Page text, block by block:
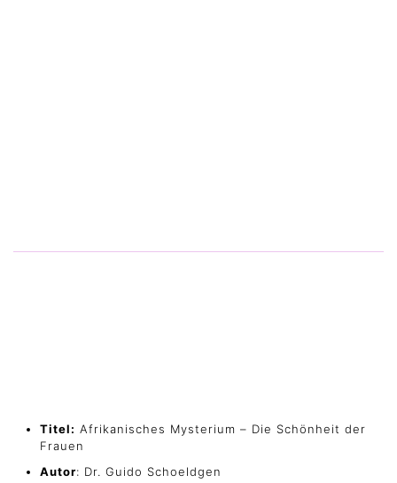
Titel: Afrikanisches Mysterium – Die Schönheit der
Frauen
Autor: Dr. Guido Schoeldgen